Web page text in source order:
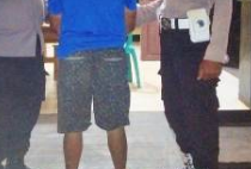
w
o
n
o
T
a